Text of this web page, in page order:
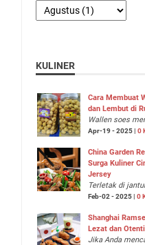
KULINER
Cara Membuat
dan Lembut di
Wallen soes
Apr-19 - 2025 | 0
China Garden
Surga Kuliner
Jersey
Terletak di
Feb-02 - 2025 | 0
Shanghai
Lezat dan
Jika Anda